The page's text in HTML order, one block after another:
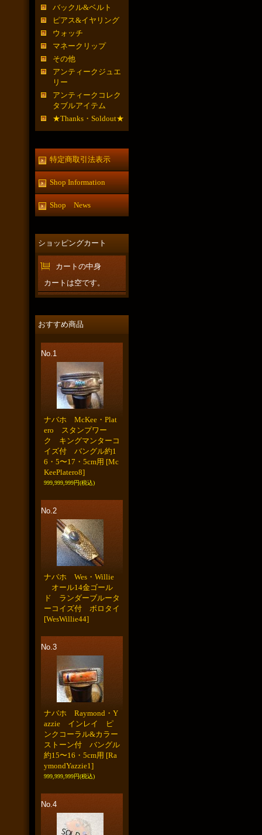
バックル&ベルト
ピアス&イヤリング
ウォッチ
マネークリップ
その他
アンティークジュエ
リー
アンティークコレク
タブルアイテム
★Thanks・Soldout★
特定商取引法表示
Shop Information
Shop News
ショッピングカート
カートの中身
カートは空です。
おすすめ商品
No.1
ナバホ McKee・Plat
ero スタンプワー
ク キングマンターコ
イズ付 バングル約1
6・5〜17・5cm用 [Mc
KeePlatero8]
999,999,999円(税込)
No.2
ナバホ Wes・Willie
オール14金ゴール
ド ランダーブルータ
ーコイズ付 ボロタイ
[WesWillie44]
No.3
ナバホ Raymond・Y
azzie インレイ ピ
ンクコーラル&カラー
ストーン付 バングル
約15〜16・5cm用 [Ra
ymondYazzie1]
999,999,999円(税込)
No.4